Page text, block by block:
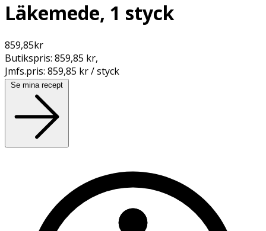
Läkemede, 1 styck
859,85kr
Butikspris: 859,85 kr,
Jmfs.pris: 859,85 kr / styck
Se mina recept